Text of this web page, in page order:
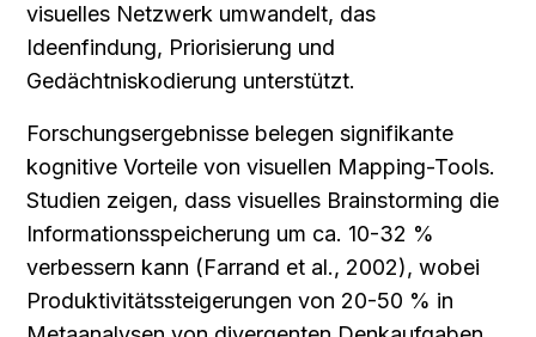
visuelles Netzwerk umwandelt, das
Ideenfindung, Priorisierung und
Gedächtniskodierung unterstützt.
Forschungsergebnisse belegen signifikante
kognitive Vorteile von visuellen Mapping-Tools.
Studien zeigen, dass visuelles Brainstorming die
Informationsspeicherung um ca. 10-32 %
verbessern kann (Farrand et al., 2002), wobei
Produktivitätssteigerungen von 20-50 % in